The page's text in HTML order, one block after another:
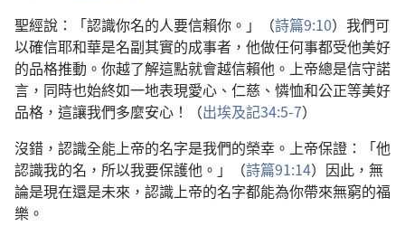
聖經說：「認識你名的人要信賴你。」（詩篇9:10）我們可
以確信耶和華是名副其實的成事者，他做任何事都受他美好
的品格推動。你越了解這點就會越信賴他。上帝總是信守諾
言，同時也始終如一地表現愛心、仁慈、憐恤和公正等美好
品格，這讓我們多麼安心！（出埃及記34:5-7）
沒錯，認識全能上帝的名字是我們的榮幸。上帝保證：「他
認識我的名，所以我要保護他。」（詩篇91:14）因此，無
論是現在還是未來，認識上帝的名字都能為你帶來無窮的福
樂。